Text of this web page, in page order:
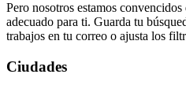
Pero nosotros estamos
adecuado para ti. Guarda tu
trabajos en tu correo o ajusta los
Ciudades